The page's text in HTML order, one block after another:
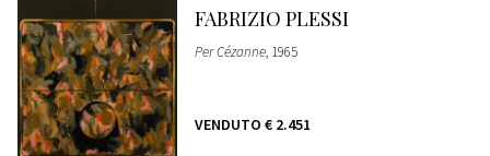
FABRIZIO PLESSI
Per Cézanne, 1965
VENDUTO € 2.451